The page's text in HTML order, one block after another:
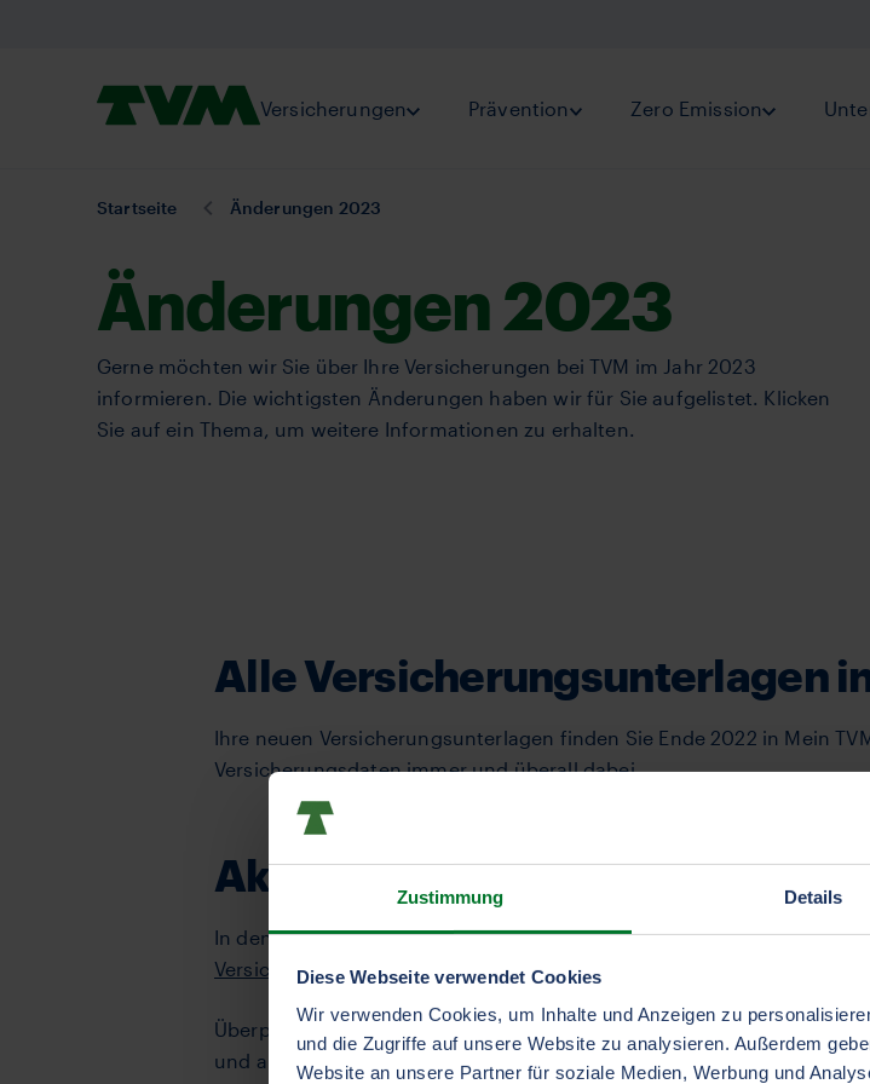
Zustimmung Details
Diese Webseite verwendet Cookies
Wir verwenden Cookies, um Inhalte und Anzeigen zu
und die Zugriffe auf unsere Website zu analysieren. Außerdem
Website an unsere Partner für soziale Medien, Werbung und
Logo,
VersicherungenSubmenu Versicherungen
PräventionSubmenu Prävention
Zero EmissionSubmenu
Sie
Startseite Änderungen 2023
Änderungen 2023
Gerne möchten wir Sie über Ihre Versicherungen bei TVM im Jahr 2023
informieren. Die wichtigsten Änderungen haben wir für Sie aufgelistet. Klicken
Sie auf ein Thema, um weitere Informationen zu erhalten.
Alle Versicherungsunterlagen
Ihre neuen Versicherungsunterlagen finden Sie Ende 2022 in Mein
Versicherungsdaten immer und überall dabei.
Aktuellen
In den TVM-AKB 01012023 wird das beschriebene
Versicherungsbedingungen.
Überprüfen Sie auf Ihrer Police, welche Bedingungen für Sie gelten.
und archivieren Sie sie.